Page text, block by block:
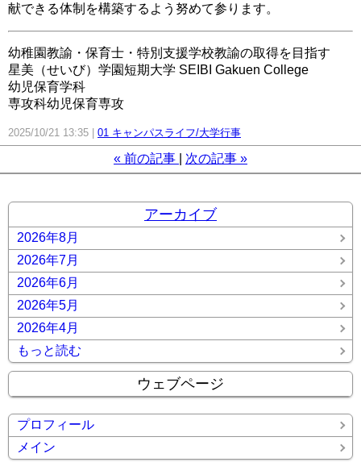
献できる体制を構築するよう努めて参ります。
幼稚園教諭・保育士・特別支援学校教諭の取得を目指す
星美（せいび）学園短期大学 SEIBI Gakuen College
幼児保育学科
専攻科幼児保育専攻
2025/10/21 13:35 01 キャンパスライフ/大学行事
« 前の記事 次の記事 »
アーカイブ
2026年8月
2026年7月
2026年6月
2026年5月
2026年4月
もっと読む
ウェブページ
プロフィール
メイン